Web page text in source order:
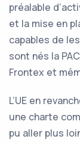
préalable
et la mise en
capables de
sont nés la
Frontex et
L’UE en
une charte
pu aller plus